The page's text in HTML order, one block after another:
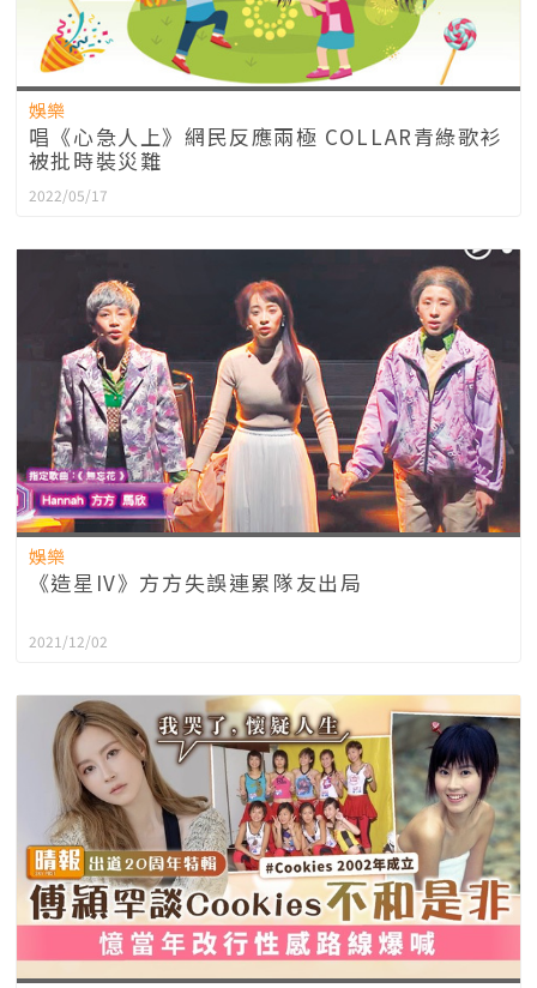
娛樂
唱《心急人上》網民反應兩極 COLLAR青綠歌衫
被批時裝災難
2022/05/17
娛樂
《造星IV》方方失誤連累隊友出局
2021/12/02